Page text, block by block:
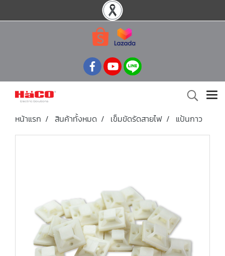
หน้าแรก สินค้าทั้งหมด เข็มขัดรัดสายไฟ แป้นกาว